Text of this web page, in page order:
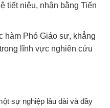
tiết niệu, nhận bằng Tiến
hàm Phó Giáo sư, khẳng
lĩnh vực nghiên cứu
sự nghiệp lâu dài và đầy